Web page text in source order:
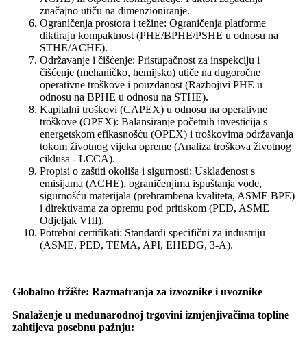
značajno utiču na dimenzioniranje.
Ograničenja prostora i težine: Ograničenja platforme
diktiraju kompaktnost (PHE/BPHE/PSHE u odnosu na
STHE/ACHE).
Održavanje i čišćenje: Pristupačnost za inspekciju i
čišćenje (mehaničko, hemijsko) utiče na dugoročne
operativne troškove i pouzdanost (Razbojivi PHE u
odnosu na BPHE u odnosu na STHE).
Kapitalni troškovi (CAPEX) u odnosu na operativne
troškove (OPEX): Balansiranje početnih investicija s
energetskom efikasnošću (OPEX) i troškovima održavanja
tokom životnog vijeka opreme (Analiza troškova životnog
ciklusa - LCCA).
Propisi o zaštiti okoliša i sigurnosti: Usklađenost s
emisijama (ACHE), ograničenjima ispuštanja vode,
sigurnošću materijala (prehrambena kvaliteta, ASME BPE)
i direktivama za opremu pod pritiskom (PED, ASME
Odjeljak VIII).
Potrebni certifikati: Standardi specifični za industriju
(ASME, PED, TEMA, API, EHEDG, 3-A).
Globalno tržište: Razmatranja za izvoznike i uvoznike
Snalaženje u međunarodnoj trgovini izmjenjivačima topline
zahtijeva posebnu pažnju: